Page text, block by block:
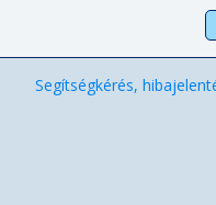
Segítségkérés,